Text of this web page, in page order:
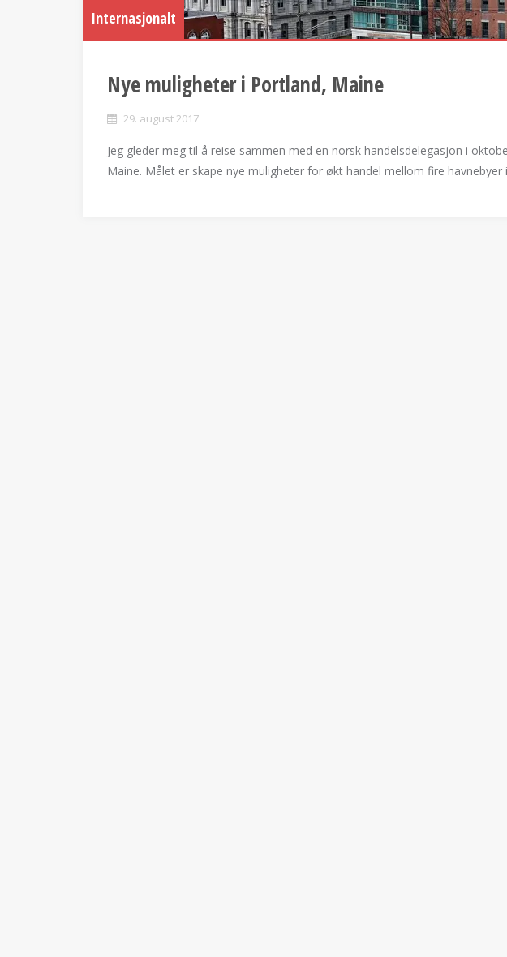
Internasjonalt
Nye muligheter i Portland, Maine
29. august 2017
Jeg gleder meg til å reise sammen med en norsk handelsdelegasjon i
Maine. Målet er skape nye muligheter for økt handel mellom fire havnebyer